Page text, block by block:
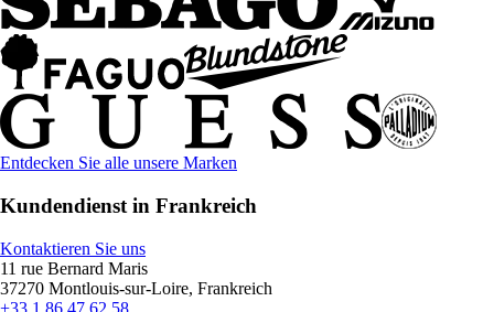
Entdecken Sie alle unsere Marken
Kundendienst in Frankreich
Kontaktieren Sie uns
11 rue Bernard Maris
37270 Montlouis-sur-Loire, Frankreich
+33 1 86 47 62 58